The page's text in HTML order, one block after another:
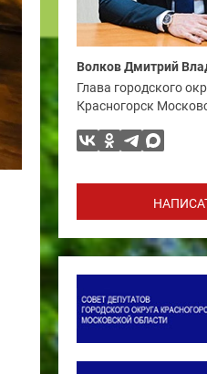
Волков Дмитрий
Глава городского
Красногорск